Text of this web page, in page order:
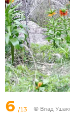
6 /13 © Влад